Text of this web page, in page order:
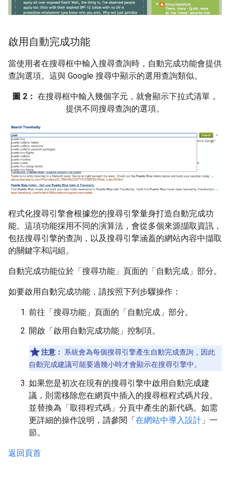
啟用自動完成功能
當使用者在搜尋框中輸入搜尋查詢時，自動完成功能會提供
查詢選項。這與 Google 搜尋中顯示的選用查詢類似。
圖 2： 在搜尋框中輸入幾個字元，就會顯示下拉式清單，
提供不同搜尋查詢的選項。
程式化搜尋引擎會根據您的搜尋引擎量身打造自動完成功
能。這項功能採用不同的演算法，會從多個來源擷取資訊，
包括搜尋引擎的查詢，以及搜尋引擎涵蓋的網站內容中擷取
的關鍵字和詞組。
自動完成功能位於「搜尋功能」頁面的「自動完成」 部分。
如要啟用自動完成功能，請按照下列步驟操作：
前往「搜尋功能」頁面的「自動完成」 部分。
開啟「啟用自動完成功能」 控制項。
注意： 系統會為每個搜尋引擎產生自動完成查詢，因此
自動完成建議可能要過幾小時才會顯示在搜尋引擎中。
如果您是初次在現有的搜尋引擎中啟用自動完成建
議，則需移除您在網頁中插入的搜尋框程式碼片段。
並替換為「取得程式碼」分頁中產生的新代碼。如需
更詳細的操作說明，請參閱「在網站中導入設計 」一
節。
返回頁首